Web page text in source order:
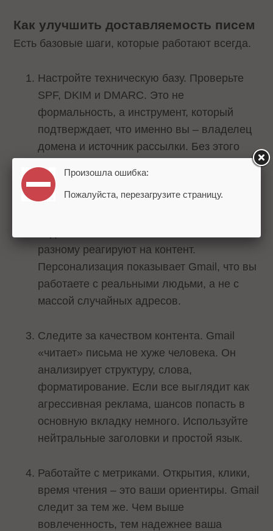
Как улучшить доставляемость писем
Есть базовые шаги, которые работают всегда.
Настройте техническую базу. Проверьте
SPF, DKIM и DMARC. Это не
формальность, а инструмент, который
подтверждает, что именно вы – владелец
домена и источник рассылки. Без этого
Gmail не может доверять вашим письмам.
Сегментируйте аудиторию. Не
разному реагируют на контент.
Персонализация показывает Gmail, что вы
работаете с реальными людьми, а не с
массой случайных адресов.
Следите за качеством контента. Gmail
«читает» письма не хуже человека. Он
анализирует структуру, слова,
форматирование. Если все выглядит как
агрессивная реклама, шансов попасть в
основную вкладку немного. Используйте
нейтральные заголовки и простой язык.
Работайте с метриками. Открытия, клики,
время чтения – это ваши ориентиры. Gmail
следит за тем же. Чем выше
вовлеченность, тем надежнее ваша
Произошла ошибка:
Пожалуйста, перезагрузите страницу.